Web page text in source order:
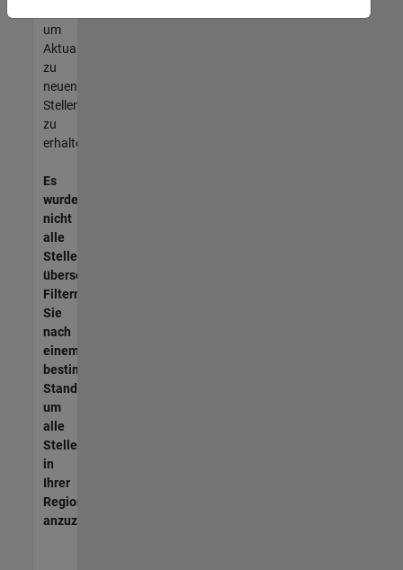
um
Aktualisierungen
zu
neuen
Stellenangeboten
zu
erhalten.
Es
wurden
nicht
alle
Stellen
übersetzt.
Filtern
Sie
nach
einem
bestimmten
Standort,
um
alle
Stellenangebote
in
Ihrer
Region
anzuzeigen.